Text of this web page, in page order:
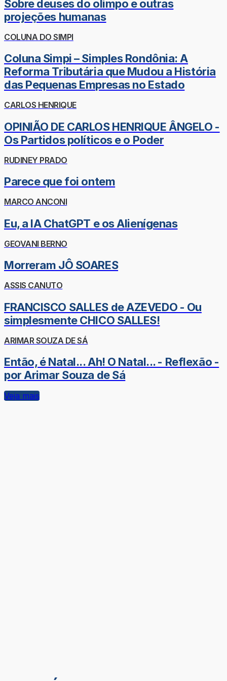
Sobre deuses do olimpo e outras
projeções humanas
COLUNA DO SIMPI
Coluna Simpi – Simples Rondônia: A
Reforma Tributária que Mudou a História
das Pequenas Empresas no Estado
CARLOS HENRIQUE
OPINIÃO DE CARLOS HENRIQUE ÂNGELO -
Os Partidos políticos e o Poder
RUDINEY PRADO
Parece que foi ontem
MARCO ANCONI
Eu, a IA ChatGPT e os Alienígenas
GEOVANI BERNO
Morreram JÔ SOARES
ASSIS CANUTO
FRANCISCO SALLES de AZEVEDO - Ou
simplesmente CHICO SALLES!
ARIMAR SOUZA DE SÁ
Então, é Natal... Ah! O Natal... - Reflexão -
por Arimar Souza de Sá
Veja mais